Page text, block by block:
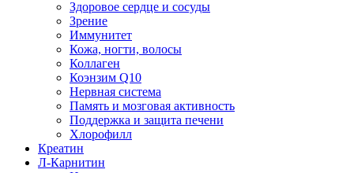
Здоровое сердце и сосуды
Зрение
Иммунитет
Кожа, ногти, волосы
Коллаген
Коэнзим Q10
Нервная система
Память и мозговая активность
Поддержка и защита печени
Хлорофилл
Креатин
Л-Карнитин